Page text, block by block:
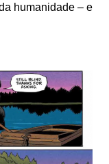
humanidade – e